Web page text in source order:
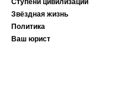
Ступени цивилизации
Звёздная жизнь
Политика
Ваш юрист